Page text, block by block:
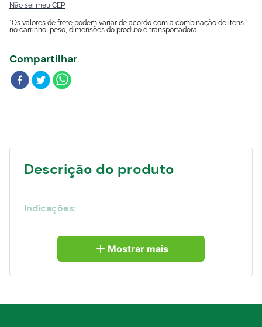
Não sei meu CEP
*Os valores de frete podem variar de acordo com a combinação de itens
no carrinho, peso, dimensões do produto e transportadora.
Compartilhar
Descrição do produto
Indicações:
ou condições em que se faz necessária uma
resposta hormonal imediata.
Por conseguinte, é indicado por via intravenosa
circulatórias.
Pequenos animais – Azium Solução é indicado
Mostrar mais
Blog